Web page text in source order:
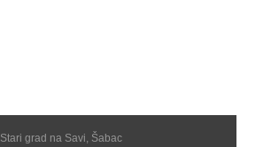
Stari grad na Savi, Šabac